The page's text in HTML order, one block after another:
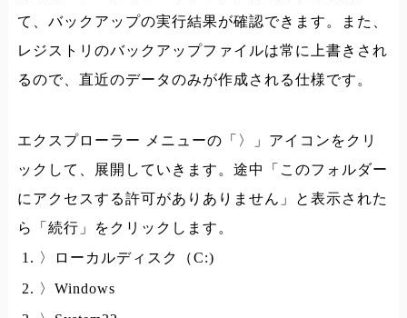
て、バックアップの実行結果が確認できます。また、
レジストリのバックアップファイルは常に上書きされ
るので、直近のデータのみが作成される仕様です。
エクスプローラー メニューの「〉」アイコンをクリ
ックして、展開していきます。途中「このフォルダー
にアクセスする許可がありありません」と表示された
ら「続行」をクリックします。
〉ローカルディスク（C:)
〉Windows